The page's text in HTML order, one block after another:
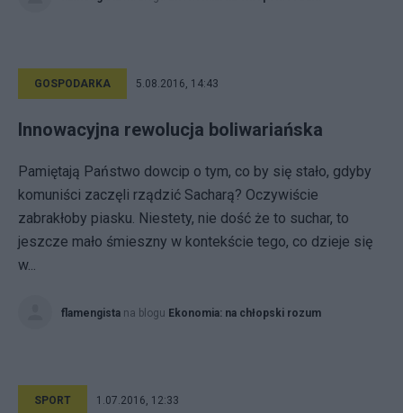
GOSPODARKA 5.08.2016, 14:43
Innowacyjna rewolucja boliwariańska
Pamiętają Państwo dowcip o tym, co by się stało, gdyby
komuniści zaczęli rządzić Sacharą? Oczywiście
zabrakłoby piasku. Niestety, nie dość że to suchar, to
jeszcze mało śmieszny w kontekście tego, co dzieje się
w...
flamengista na blogu Ekonomia: na chłopski rozum
SPORT 1.07.2016, 12:33